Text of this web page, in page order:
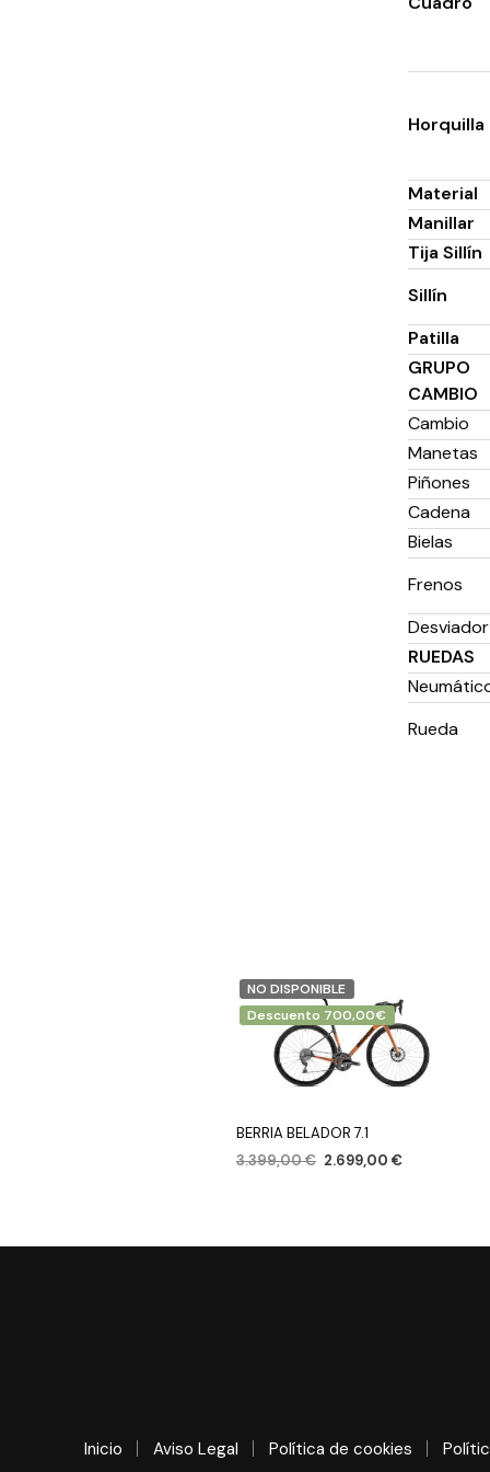
Horquilla
Material
Manillar
Tija Sillín
Sillín
Patilla
GRUPO
CAMBIO
Cambio
Manetas
Piñones
Cadena
Bielas
Frenos
Desviador
RUEDAS
Rueda
NO DISPONIBLE
Descuento 700,00€
BERRIA BELADOR 7.1
3.399,00€ 2.699,00 €
Inicio Aviso Legal Política de cookies